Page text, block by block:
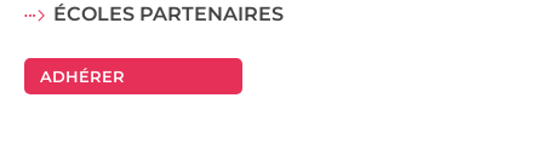
ÉCOLES PARTENAIRES
ADHÉRER